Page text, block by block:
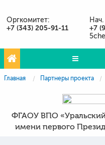
Оргкомитет:
+7 (343) 205-91-11 +7
Олимпиады
Партнёры
Главная Партнеры проекта
ФГАОУ ВПО
имени первого